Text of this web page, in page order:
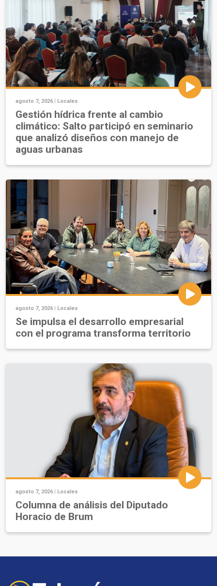
agosto 7, 2026 | Locales
Gestión hídrica frente al cambio
climático: Salto participó en seminario
que analizó diseños con manejo de
aguas urbanas
agosto 7, 2026 | Locales
Se impulsa el desarrollo empresarial
con el programa transforma territorio
agosto 7, 2026 | Locales
Columna de análisis del Diputado
Horacio de Brum